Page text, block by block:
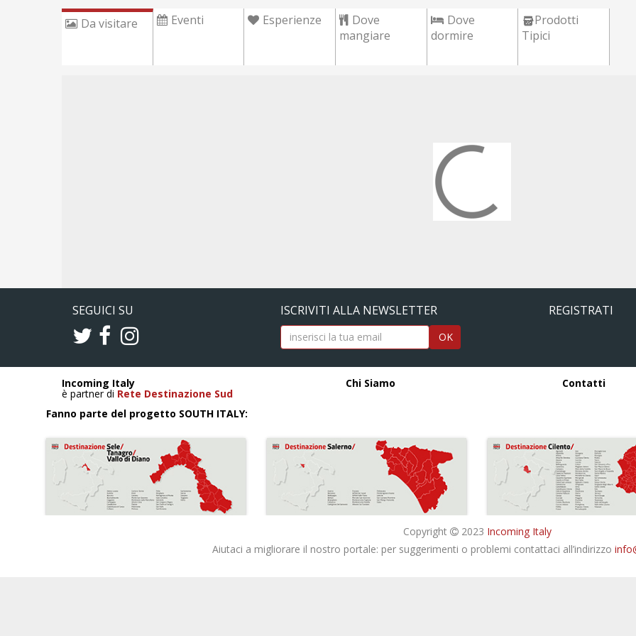
Da visitare Eventi Esperienze
Dove
mangiare
Dove
dormire
Prodotti
Tipici
SEGUICI SU ISCRIVITI ALLA NEWSLETTER
OK
REGISTRATI
Incoming Italy
è partner di Rete Destinazione Sud
Chi Siamo Contatti
Fanno parte del progetto SOUTH ITALY:
Copyright 2023 Incoming Italy
Aiutaci a migliorare il nostro portale: per suggerimenti o problemi contattaci all’indirizzo